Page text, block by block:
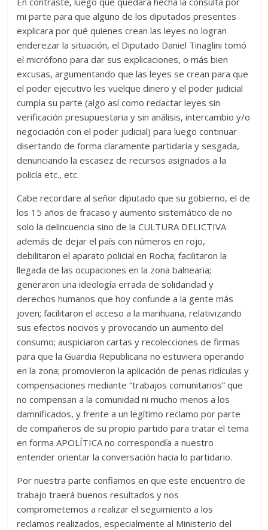
mi parte para que alguno de los diputados presentes
explicara por qué quienes crean las leyes no logran
enderezar la situación, el Diputado Daniel Tinaglini tomó
el micrófono para dar sus explicaciones, o más bien
excusas, argumentando que las leyes se crean para que
el poder ejecutivo les vuelque dinero y el poder judicial
cumpla su parte (algo así como redactar leyes sin
verificación presupuestaria y sin análisis, intercambio y/o
negociación con el poder judicial) para luego continuar
disertando de forma claramente partidaria y sesgada,
denunciando la escasez de recursos asignados a la
policía etc., etc.
Cabe recordare al señor diputado que su gobierno, el de
los 15 años de fracaso y aumento sistemático de no
solo la delincuencia sino de la CULTURA DELICTIVA
además de dejar el país con números en rojo,
debilitaron el aparato policial en Rocha; facilitaron la
llegada de las ocupaciones en la zona balnearia;
generaron una ideología errada de solidaridad y
derechos humanos que hoy confunde a la gente más
joven; facilitaron el acceso a la marihuana, relativizando
sus efectos nocivos y provocando un aumento del
consumo; auspiciaron cartas y recolecciones de firmas
para que la Guardia Republicana no estuviera operando
en la zona; promovieron la aplicación de penas ridículas y
compensaciones mediante “trabajos comunitarios” que
no compensan a la comunidad ni mucho menos a los
damnificados, y frente a un legítimo reclamo por parte
de compañeros de su propio partido para tratar el tema
en forma APOLÍTICA no correspondía a nuestro
entender orientar la conversación hacia lo partidario.
Por nuestra parte confiamos en que este encuentro de
trabajo traerá buenos resultados y nos
comprometemos a realizar el seguimiento a los
reclamos realizados, especialmente al Ministerio del